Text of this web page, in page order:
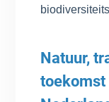
Natuur,
toekomst